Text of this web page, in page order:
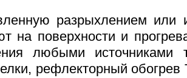
разрыхлением или
на поверхности и
любыми источниками
рефлекторный